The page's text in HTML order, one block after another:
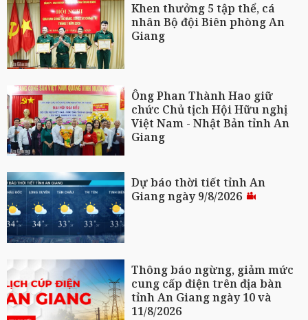
Khen thưởng 5 tập thể, cá
nhân Bộ đội Biên phòng An
Giang
Ông Phan Thành Hao giữ
chức Chủ tịch Hội Hữu nghị
Việt Nam - Nhật Bản tỉnh An
Giang
Dự báo thời tiết tỉnh An
Giang ngày 9/8/2026
Thông báo ngừng, giảm mức
cung cấp điện trên địa bàn
tỉnh An Giang ngày 10 và
11/8/2026